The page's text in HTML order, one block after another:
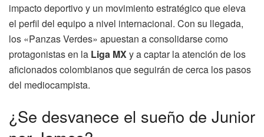
impacto deportivo y un movimiento estratégico que eleva
el perfil del equipo a nivel internacional. Con su llegada,
los «Panzas Verdes» apuestan a consolidarse como
protagonistas en la Liga MX y a captar la atención de los
aficionados colombianos que seguirán de cerca los pasos
del mediocampista.
¿Se desvanece el sueño de Junior